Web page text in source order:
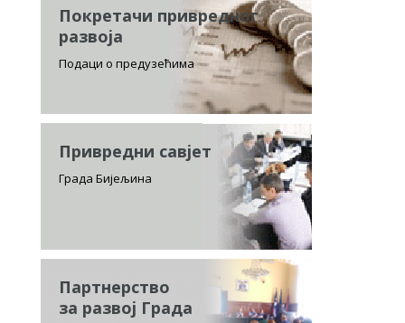
Покретачи привредног
развоја
Подаци о предузећима
Привредни савјет
Града Бијељина
Партнерство
за развој Града